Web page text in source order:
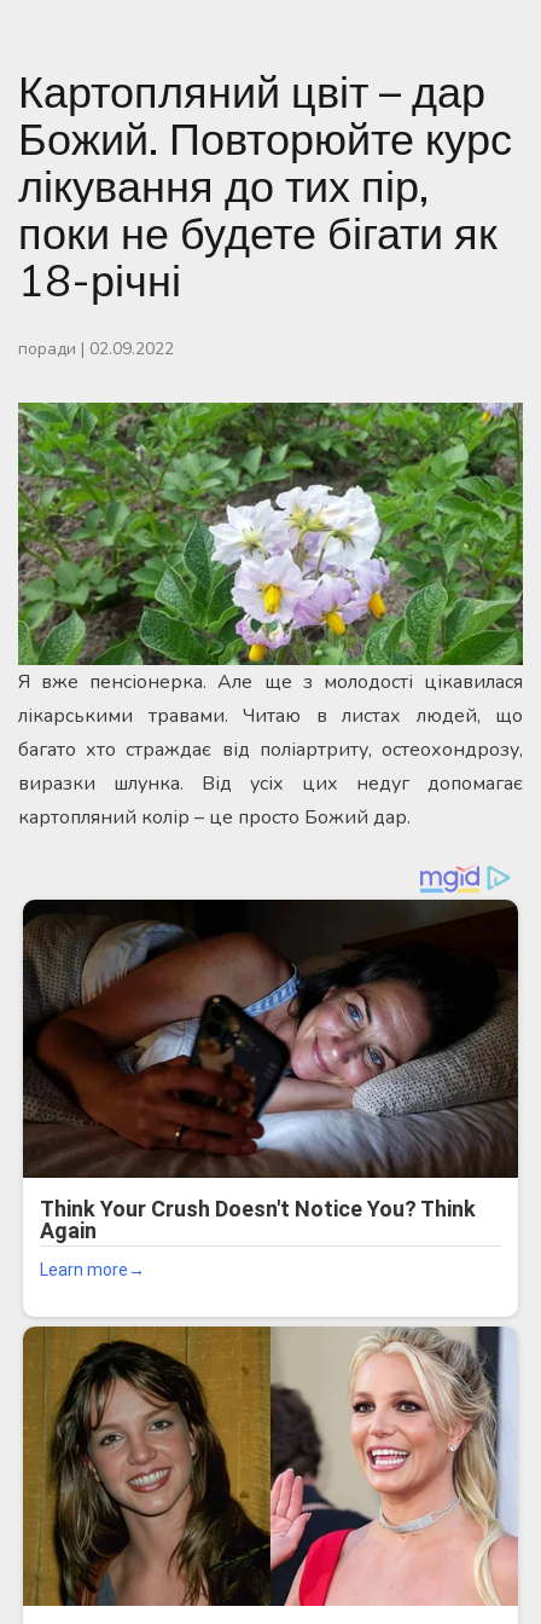
Картопляний цвіт – дар
Божий. Повторюйте курс
лікування до тих пір,
поки не будете бігати як
18-річні
поради | 02.09.2022
Я вже пенсіонерка. Але ще з молодості цікавилася
лікарськими травами. Читаю в листах людей, що
багато хто страждає від поліартриту, остеохондрозу,
виразки шлунка. Від усіх цих недуг допомагає
картопляний колір – це просто Божий дар.